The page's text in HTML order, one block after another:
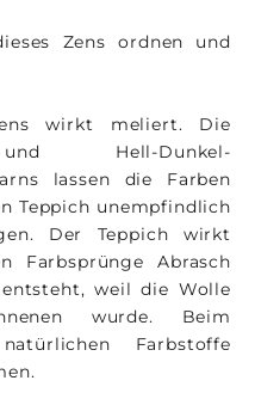
Zens ordnen und
wirkt meliert. Die
und Hell-Dunkel-
lassen die Farben
Teppich unempfindlich
Der Teppich wirkt
Farbsprünge Abrasch
weil die Wolle
wurde. Beim
Farbstoffe